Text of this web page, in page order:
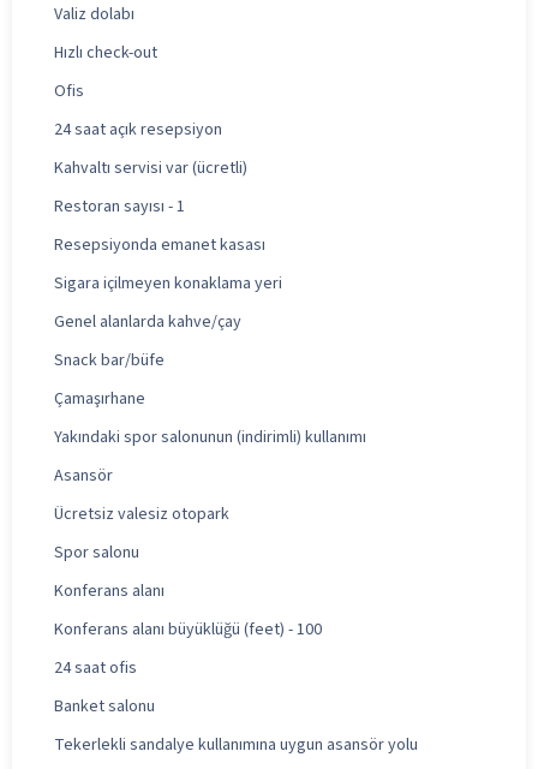
Valiz dolabı
Hızlı check-out
Ofis
24 saat açık resepsiyon
Kahvaltı servisi var (ücretli)
Restoran sayısı - 1
Resepsiyonda emanet kasası
Sigara içilmeyen konaklama yeri
Genel alanlarda kahve/çay
Snack bar/büfe
Çamaşırhane
Yakındaki spor salonunun (indirimli) kullanımı
Asansör
Ücretsiz valesiz otopark
Spor salonu
Konferans alanı
Konferans alanı büyüklüğü (feet) - 100
24 saat ofis
Banket salonu
Tekerlekli sandalye kullanımına uygun asansör yolu